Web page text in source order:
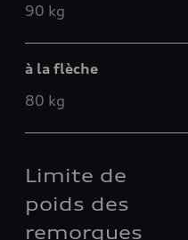
90 kg
à la flèche
80 kg
Limite de
poids des
remorques